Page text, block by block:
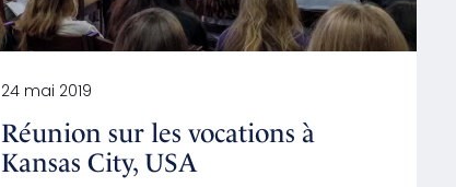
24 mai 2019
Réunion sur les vocations à
Kansas City, USA